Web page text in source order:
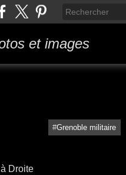
et images
Grenoble militaire